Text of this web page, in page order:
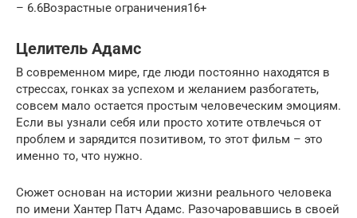
– 6.6Возрастные ограничения16+
Целитель Адамс
В современном мире, где люди постоянно находятся в
стрессах, гонках за успехом и желанием разбогатеть,
совсем мало остается простым человеческим эмоциям.
Если вы узнали себя или просто хотите отвлечься от
проблем и зарядится позитивом, то этот фильм – это
именно то, что нужно.
Сюжет основан на истории жизни реального человека
по имени Хантер Патч Адамс. Разочаровавшись в своей